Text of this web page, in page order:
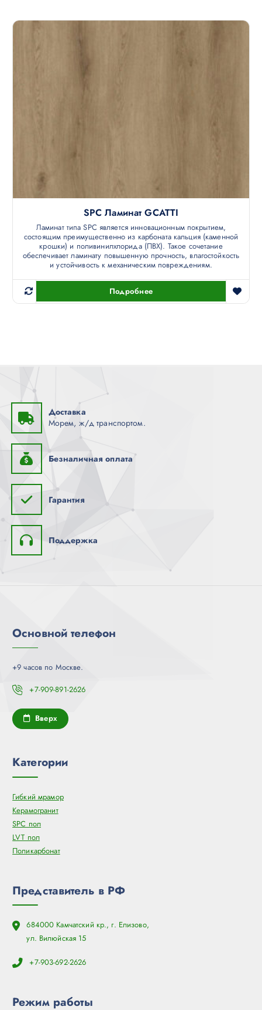
SPC Ламинат GCATTI
Ламинат типа SPC является инновационным покрытием,
состоящим преимущественно из карбоната кальция (каменной
крошки) и поливинилхлорида (ПВХ). Такое сочетание
обеспечивает ламинату повышенную прочность, влагостойкость
и устойчивость к механическим повреждениям.
Подробнее
Доставка
Морем, ж/д транспортом.
Безналичная оплата
Гарантия
Поддержка
Основной телефон
+9 часов по Москве.
+7-909-891-2626
Вверх
Категории
Гибкий мрамор
Керамогранит
SPC пол
LVT пол
Поликарбонат
Представитель в РФ
684000 Камчатский кр., г. Елизово,
ул. Вилюйская 15
+7-903-692-2626
Режим работы